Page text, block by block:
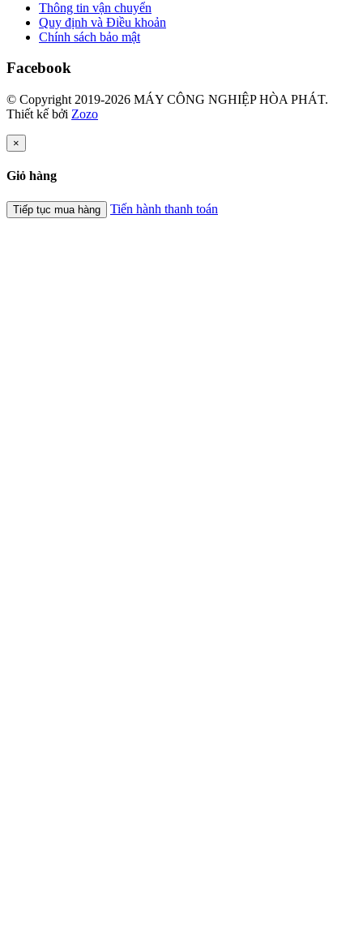
Thông tin vận chuyển
Quy định và Điều khoản
Chính sách bảo mật
Facebook
© Copyright 2019-2026 MÁY CÔNG NGHIỆP HÒA PHÁT.
Thiết kế bởi Zozo
×
Giỏ hàng
Tiếp tục mua hàng Tiến hành thanh toán